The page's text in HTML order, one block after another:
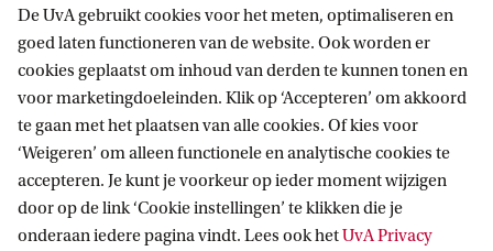
Informatie voor
Bachelorstudiekiezers
Masterstudiekiezers
UvA-studenten
Medewerkers
Direct naar
Webmail
Bibliotheek
Contact
De UvA gebruikt cookies voor het meten, optimaliseren en
goed laten functioneren van de website. Ook worden er
cookies geplaatst om inhoud van derden te kunnen tonen en
voor marketingdoeleinden. Klik op ‘Accepteren’ om akkoord
te gaan met het plaatsen van alle cookies. Of kies voor
‘Weigeren’ om alleen functionele en analytische cookies te
accepteren. Je kunt je voorkeur op ieder moment wijzigen
door op de link ‘Cookie instellingen’ te klikken die je
onderaan iedere pagina vindt. Lees ook hetUvA Privacy